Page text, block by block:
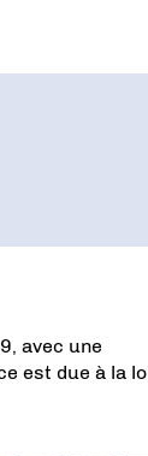
avec une
est due à la